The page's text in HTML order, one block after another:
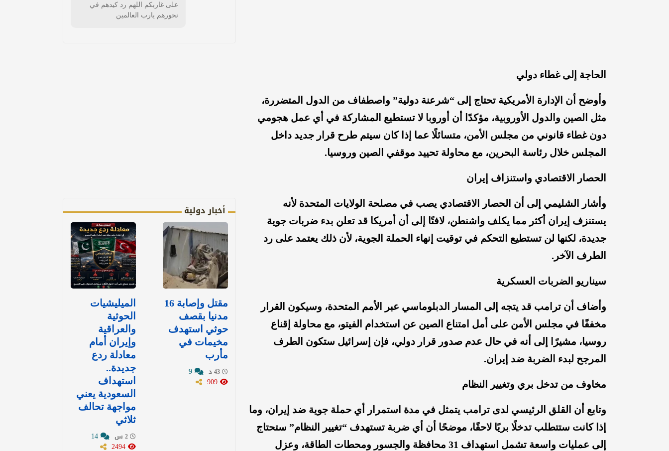
الحاجة إلى غطاء دولي
وأوضح أن الإدارة الأمريكية تحتاج إلى “شرعنة دولية” واصطفاف من الدول المتضررة،
مثل الصين والدول الأوروبية، مؤكدًا أن أوروبا لا تستطيع المشاركة في أي عمل هجومي
دون غطاء قانوني من مجلس الأمن، متسائلًا عما إذا كان سيتم طرح قرار جديد داخل
المجلس خلال رئاسة البحرين، مع محاولة تحييد موقفي الصين وروسيا.
الحصار الاقتصادي واستنزاف إيران
وأشار الشليمي إلى أن الحصار الاقتصادي يصب في مصلحة الولايات المتحدة لأنه
يستنزف إيران أكثر مما يكلف واشنطن، لافتًا إلى أن أمريكا قد تعلن بدء ضربات جوية
جديدة، لكنها لن تستطيع التحكم في توقيت إنهاء الحملة الجوية، لأن ذلك يعتمد على رد
الطرف الآخر.
سيناريو الضربات العسكرية
وأضاف أن ترامب قد يتجه إلى المسار الدبلوماسي عبر الأمم المتحدة، وسيكون القرار
مخففًا في مجلس الأمن على أمل امتناع الصين عن استخدام الفيتو، مع محاولة إقناع
روسيا، مشيرًا إلى أنه في حال عدم صدور قرار دولي، فإن إسرائيل ستكون الطرف
المرجح لبدء الضربة ضد إيران.
مخاوف من تدخل بري وتغيير النظام
وتابع أن القلق الرئيسي لدى ترامب يتمثل في مدة استمرار أي حملة جوية ضد إيران، وما
إذا كانت ستتطلب تدخلًا بريًا لاحقًا، موضحًا أن أي ضربة تستهدف “تغيير النظام” ستحتاج
إلى عمليات واسعة تشمل استهداف 31 محافظة والجسور ومحطات الطاقة، وعزل
على غاربكم اللهم رد كيدهم في
نحورهم يارب العالمين
أخبار دولية
مقتل وإصابة 16
مدنيا بقصف
حوثي استهدف
مخيمات في
مأرب
الميليشيات
الحوثية
والعراقية
وإيران أمام
معادلة ردع
جديدة..
استهداف
السعودية يعني
مواجهة تحالف
ثلاثي